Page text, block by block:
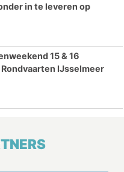
in te leveren op
15 & 16
IJsselmeer